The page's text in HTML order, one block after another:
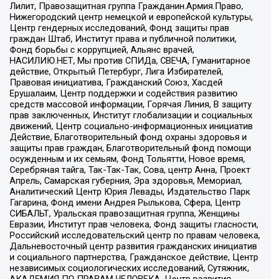
Лилит, Правозащитная группа Гражданин.Армия.Право,
Нижегородский центр немецкой и европейской культуры,
Центр гендерных исследований, Фонд защиты прав
граждан Штаб, Институт права и публичной политики,
Фонд борьбы с коррупцией, Альянс врачей,
НАСИЛИЮ.НЕТ, Мы против СПИДа, СВЕЧА, Гуманитарное
действие, Открытый Петербург, Лига Избирателей,
Правовая инициатива, Гражданский Союз, Хасдей
Ерушалаим, Центр поддержки и содействия развитию
средств массовой информации, Горячая Линия, В защиту
прав заключенных, Институт глобализации и социальных
движений, Центр социально-информационных инициатив
Действие, Благотворительный фонд охраны здоровья и
защиты прав граждан, Благотворительный фонд помощи
осужденным и их семьям, Фонд Тольятти, Новое время,
Серебряная тайга, Так-Так-Так, Сова, центр Анна, Проект
Апрель, Самарская губерния, Эра здоровья, Мемориал,
Аналитический Центр Юрия Левады, Издательство Парк
Гагарина, Фонд имени Андрея Рылькова, Сфера, Центр
СИБАЛЬТ, Уральская правозащитная группа, Женщины
Евразии, Институт прав человека, Фонд защиты гласности,
Российский исследовательский центр по правам человека,
Дальневосточный центр развития гражданских инициатив
и социального партнерства, Гражданское действие, Центр
независимых социологических исследований, Сутяжник,